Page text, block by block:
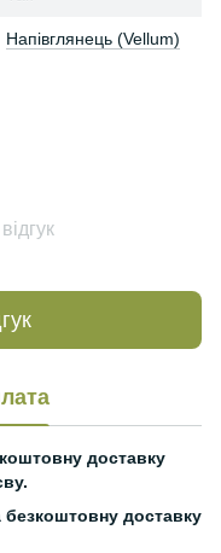
Напівглянець (Vellum)
доставку
безкоштовну доставку